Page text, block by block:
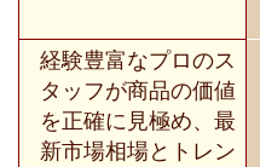
経験豊富なプロのス
タッフが商品の価値
を正確に見極め、最
新市場相場とトレン